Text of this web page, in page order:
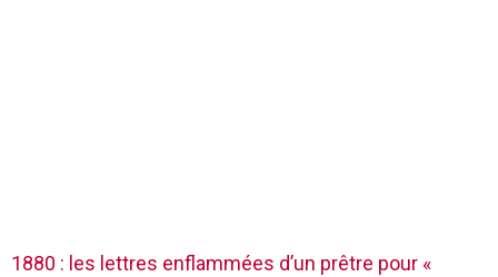
1880 : les lettres enflammées d’un prêtre pour «